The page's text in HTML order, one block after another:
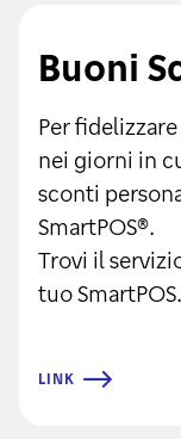
Buoni
Per fidelizzare
nei giorni in
sconti
SmartPOS®.
Trovi il
tuo SmartPOS.
LINK